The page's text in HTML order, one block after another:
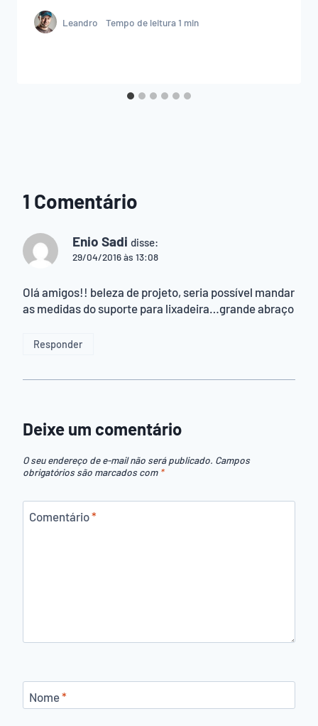
Leandro Tempo de leitura1 min
1 Comentário
Enio Sadi disse:
29/04/2016 às 13:08
Olá amigos!! beleza de projeto, seria possível mandar
as medidas do suporte para lixadeira…grande abraço
Responder
Deixe um comentário
O seu endereço de e-mail não será publicado. Campos
obrigatórios são marcados com *
Comentário*
Nome*